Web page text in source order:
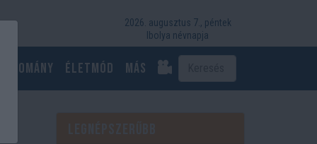
2026. augusztus 7., péntek
Ibolya névnapja
Tudomány Életmód más